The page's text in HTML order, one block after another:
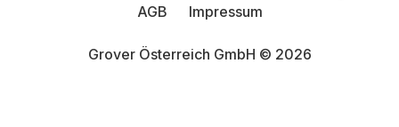
Grover Österreich GmbH © 2026
AGB
Impressum